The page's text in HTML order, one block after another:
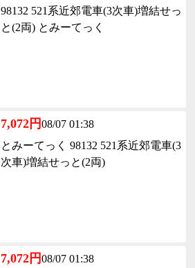
98132 521系近郊電車(3次車)増結せっ
と(2両) とみーてっく
7,072円08/07 01:38
とみーてっく 98132 521系近郊電車(3
次車)増結せっと(2両)
7,072円08/07 01:38